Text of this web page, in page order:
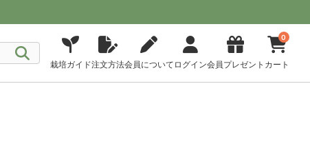
栽培ガイド注文方法会員について ログイン会員プレゼント
0
カート